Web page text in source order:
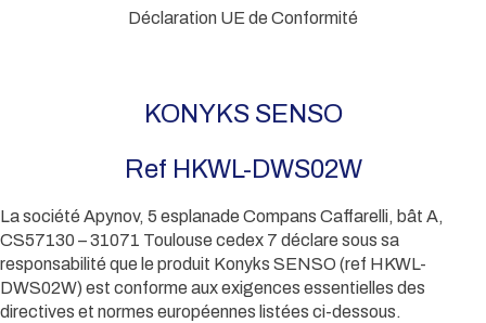
Déclaration UE de Conformité
KONYKS SENSO
Ref HKWL-DWS02W
La société Apynov, 5 esplanade Compans Caffarelli, bât A,
CS57130 – 31071 Toulouse cedex 7 déclare sous sa
responsabilité que le produit Konyks SENSO (ref HKWL-
DWS02W) est conforme aux exigences essentielles des
directives et normes européennes listées ci-dessous.